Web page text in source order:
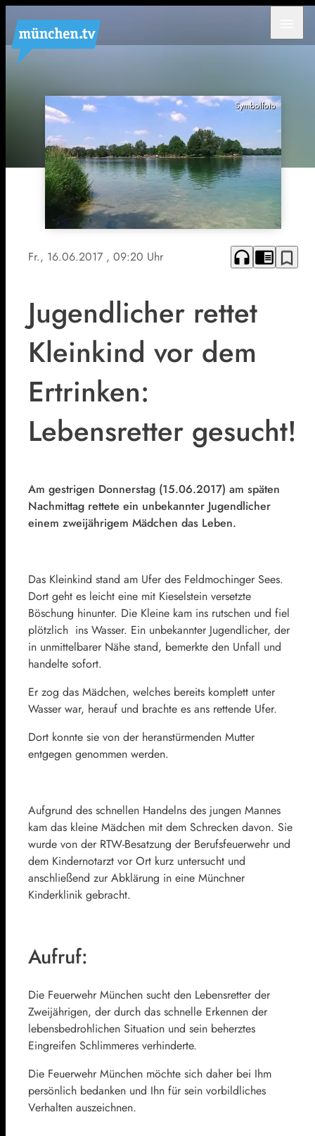
Symbolfoto
Fr., 16.06.2017 , 09:20 Uhr headphones chrome_reader_mode bookmark_border
Jugendlicher rettet
Kleinkind vor dem
Ertrinken:
Lebensretter gesucht!
Am gestrigen Donnerstag (15.06.2017) am späten
Nachmittag rettete ein unbekannter Jugendlicher
einem zweijährigem Mädchen das Leben.
Das Kleinkind stand am Ufer des Feldmochinger Sees.
Dort geht es leicht eine mit Kieselstein versetzte
Böschung hinunter. Die Kleine kam ins rutschen und fiel
plötzlich ins Wasser. Ein unbekannter Jugendlicher, der
in unmittelbarer Nähe stand, bemerkte den Unfall und
handelte sofort.
Er zog das Mädchen, welches bereits komplett unter
Wasser war, herauf und brachte es ans rettende Ufer.
Dort konnte sie von der heranstürmenden Mutter
entgegen genommen werden.
Aufgrund des schnellen Handelns des jungen Mannes
kam das kleine Mädchen mit dem Schrecken davon. Sie
wurde von der RTW-Besatzung der Berufsfeuerwehr und
dem Kindernotarzt vor Ort kurz untersucht und
anschließend zur Abklärung in eine Münchner
Kinderklinik gebracht.
Aufruf:
Die Feuerwehr München sucht den Lebensretter der
Zweijährigen, der durch das schnelle Erkennen der
lebensbedrohlichen Situation und sein beherztes
Eingreifen Schlimmeres verhinderte.
Die Feuerwehr München möchte sich daher bei Ihm
persönlich bedanken und Ihn für sein vorbildliches
Verhalten auszeichnen.